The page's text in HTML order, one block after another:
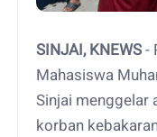
SINJAI, KNEWS -
Mahasiswa
Sinjai menggelar
korban